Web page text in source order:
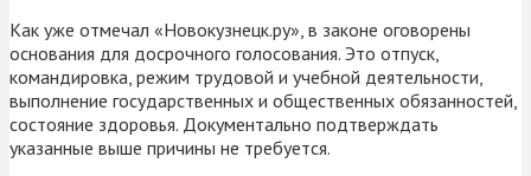
Как уже отмечал «Новокузнецк.ру», в законе оговорены
основания для досрочного голосования. Это отпуск,
командировка, режим трудовой и учебной деятельности,
выполнение государственных и общественных обязанностей,
состояние здоровья. Документально подтверждать
указанные выше причины не требуется.